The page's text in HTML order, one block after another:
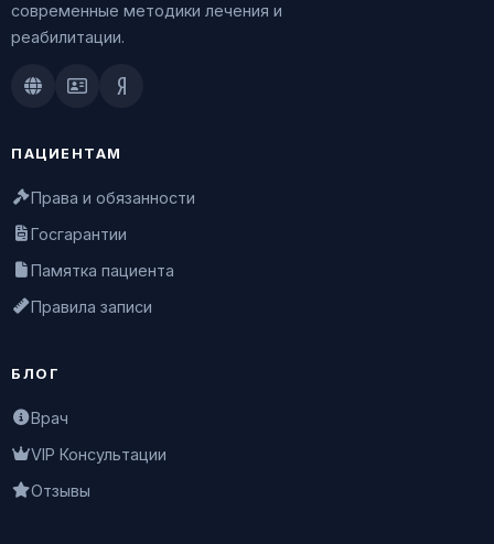
современные методики лечения и
реабилитации.
Doctu.ruПроДокторов
Яндекс.Здоровье
ПАЦИЕНТАМ
Права и обязанности
Госгарантии
Памятка пациента
Правила записи
БЛОГ
Врач
VIP Консультации
Отзывы